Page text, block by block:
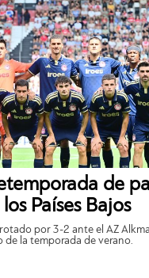
de
Países Bajos
por 3-2 ante el AZ
la temporada de verano.